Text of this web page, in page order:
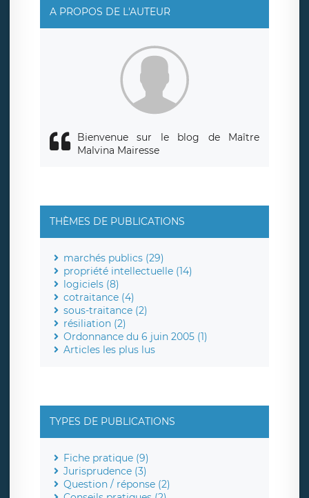
données. Vous pouvez exercer ces droits auprès du délégué
de traitement est la société LÉGAVOX, sis 9 rue Léopold
Sédar Senghor, joignable à l’adresse mail :
responsabledetraitement@legavox.fr. Vous avez également
le droit d’introduire une réclamation auprès d’une autorité
A PROPOS DE L'AUTEUR
Bienvenue sur le blog de Maître
Malvina Mairesse
THÈMES DE PUBLICATIONS
marchés publics (29)
propriété intellectuelle (14)
logiciels (8)
cotraitance (4)
sous-traitance (2)
résiliation (2)
Ordonnance du 6 juin 2005 (1)
Articles les plus lus
TYPES DE PUBLICATIONS
Fiche pratique (9)
Jurisprudence (3)
Question / réponse (2)